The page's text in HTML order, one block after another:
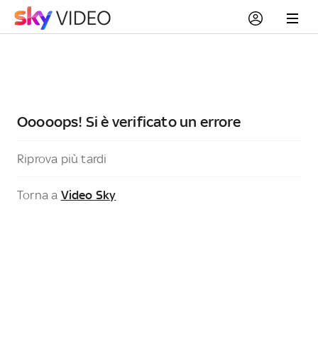
Ooooops! Si è verificato un errore
Riprova più tardi
Torna a Video Sky